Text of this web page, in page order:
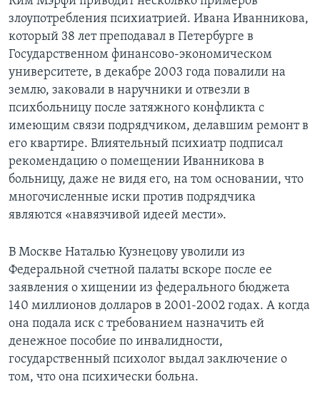
злоупотребления психиатрией. Ивана Иванникова,
который 38 лет преподавал в Петербурге в
Государственном финансово-экономическом
университете, в декабре 2003 года повалили на
землю, заковали в наручники и отвезли в
психбольницу после затяжного конфликта с
имеющим связи подрядчиком, делавшим ремонт в
его квартире. Влиятельный психиатр подписал
рекомендацию о помещении Иванникова в
больницу, даже не видя его, на том основании, что
многочисленные иски против подрядчика
являются «навязчивой идеей мести».
В Москве Наталью Кузнецову уволили из
Федеральной счетной палаты вскоре после ее
заявления о хищении из федерального бюджета
140 миллионов долларов в 2001-2002 годах. А когда
она подала иск с требованием назначить ей
денежное пособие по инвалидности,
государственный психолог выдал заключение о
том, что она психически больна.